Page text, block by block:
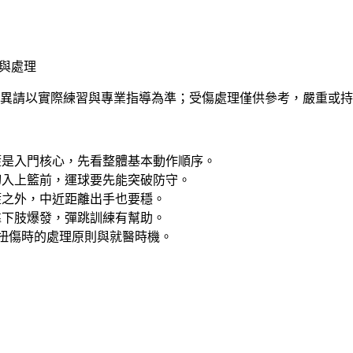
處理
請以實際練習與專業指導為準；受傷處理僅供參考，嚴重或
入門核心，先看整體基本動作順序。
上籃前，運球要先能突破防守。
外，中近距離出手也要穩。
肢爆發，彈跳訓練有幫助。
傷時的處理原則與就醫時機。